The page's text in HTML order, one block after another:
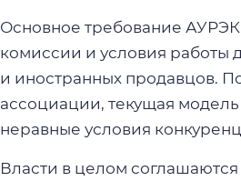
Основное требование
комиссии и условия работы
и иностранных продавцов.
ассоциации, текущая модель
неравные условия
Власти в целом соглашаются